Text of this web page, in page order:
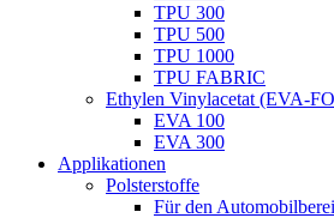
TPU 300
TPU 500
TPU 1000
TPU FABRIC
Ethylen Vinylacetat (EVA-
EVA 100
EVA 300
Applikationen
Polsterstoffe
Für den